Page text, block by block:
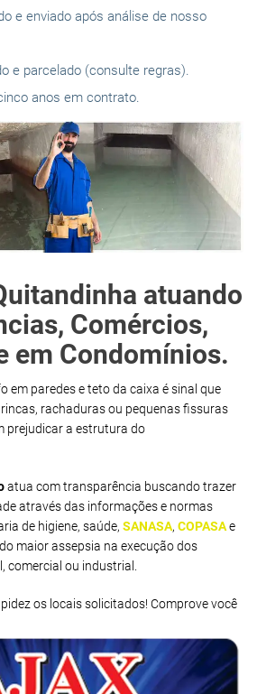
e enviado após análise de nosso
e parcelado (consulte regras).
anos em contrato.
atuando
Comércios,
em Condomínios.
em paredes e teto da caixa é sinal que
rachaduras ou pequenas fissuras
prejudicar a estrutura do
atua com transparência buscando trazer
através das informações e normas
de higiene, saúde, SANASA, COPASAe
maior assepsia na execução dos
comercial ou industrial.
os locais solicitados! Comprove você